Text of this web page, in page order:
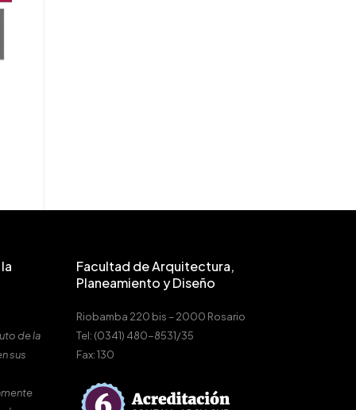
de la
sus
Facultad de Arquitectura,
Planeamiento y Diseño
Riobamba 220 bis – 2000 Rosario
Tel: (0341) 480-8531/35
Fax: 130